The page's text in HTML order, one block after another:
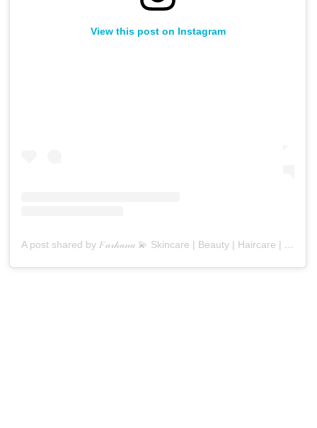
View this post on Instagram
A post shared by 𝐹𝒶𝓇𝒽𝒶𝓃𝒶 💫 Skincare | Beauty | Haircare | Lifestyle (@farhanamadar)